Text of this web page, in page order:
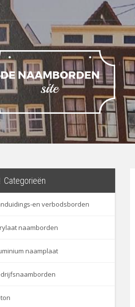
Categorieën
en verbodsborden
naamborden
naamplaat